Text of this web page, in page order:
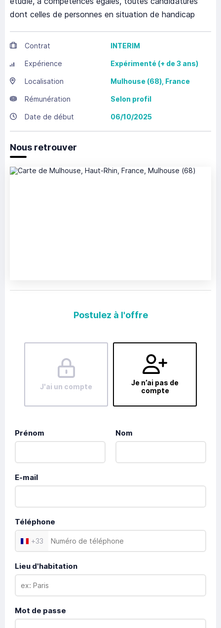
dont celles de personnes en situation de handicap
Contrat INTERIM
Expérience Expérimenté (+ de 3 ans)
Localisation Mulhouse (68), France
Rémunération Selon profil
Date de début 06/10/2025
Nous retrouver
Postulez à l'offre
J'ai un compte
Je n’ai pas de
compte
Prénom Nom
E-mail
Téléphone
+33
Lieu d'habitation
Mot de passe